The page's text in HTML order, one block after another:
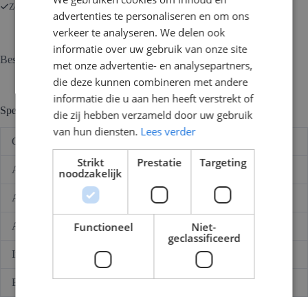
HFDS.Zorgeloos kopen met onze 14 dagen retourgarantie.
Beschrijving
Specificaties
Compleet / Leeg
Aantal modulen 24
Aantal fasen
Aantal aardlekautomaten 9
Incl. kookgroep Nee
Beltrafo Nee
advertenties te personaliseren en om ons
verkeer te analyseren. We delen ook
informatie over uw gebruik van onze site
met onze advertentie- en analysepartners,
die deze kunnen combineren met andere
informatie die u aan hen heeft verstrekt of
die zij hebben verzameld door uw gebruik
van hun diensten. Lees verder
Strikt
noodzakelijk
Prestatie Targeting
Functioneel
Niet-
geclassificeerd